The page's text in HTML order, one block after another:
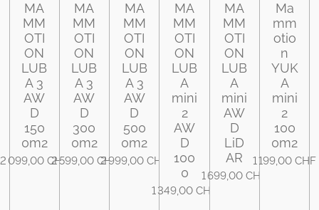
MA
MM
OTI
ON
LUB
A 3
AW
D
150
0m2
2 099,00 CHF
MA
MM
OTI
ON
LUB
A 3
AW
D
300
0m2
2 599,00 CHF
MA
MM
OTI
ON
LUB
A 3
AW
D
500
0m2
2 999,00 CHF
MA
MM
OTI
ON
LUB
A
mini
2
AW
D
100
0
1 349,00 CHF
MA
MM
OTI
ON
LUB
A
mini
AW
D
LiD
AR
1 699,00 CHF
Ma
mm
otio
n
YUK
A
mini
2
100
0m2
1 199,00 CHF